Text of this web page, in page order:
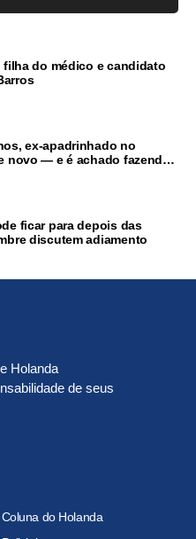
filha do médico e candidato
ex-apadrinhado no
novo — e é achado fazendo
ficar para depois das
discutem adiamento
Holanda
de seus
Coluna do Holanda